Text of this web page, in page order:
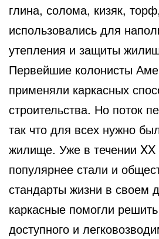
глина, солома, кизяк,
использовались для
утепления и защиты
Первейшие колонисты
применяли каркасных
строительства. Но поток
так что для всех нужно
жилище. Уже в течении XX
популярнее стали и
стандарты жизни в своем
каркасные помогли
доступного и